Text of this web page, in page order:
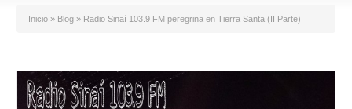
Inicio » Blog » Radio Sinaí 103.9 FM peregrina en Tierra Santa (II Parte)